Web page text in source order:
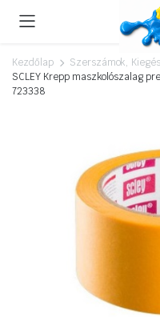
Kezdőlap
Szerszámok,
SCLEY Krepp maszkolószalag
723338